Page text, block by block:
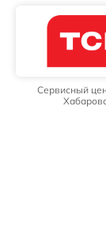
Сервисный